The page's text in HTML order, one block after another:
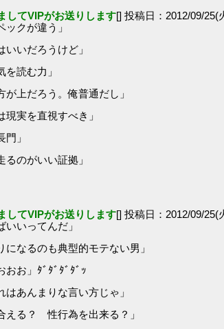
してVIPがお送りします[] 投稿日：2012/09/25(
クが違う」
いだろうけど」
読む力」
上だろう。俺普通だし」
実を直視すべき」
」
のがいい証拠」
してVIPがお送りします[] 投稿日：2012/09/25(
いってんだ」
なるのも典型的モテない男」
おお」ﾀﾞﾀﾞﾀﾞﾀﾞｯ
あんまりな言い方じゃ」
える？ 性行為を出来る？」